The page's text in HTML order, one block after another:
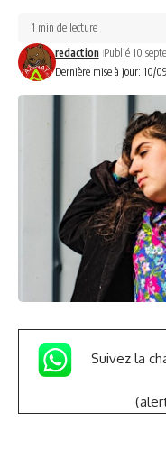
Dernière mise à jour: 10/
redaction Publié 10
1 min de lecture
Suivez la